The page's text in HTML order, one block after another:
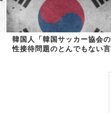
韓国人「韓国サッカー協会の
性接待問題のとんでもない言